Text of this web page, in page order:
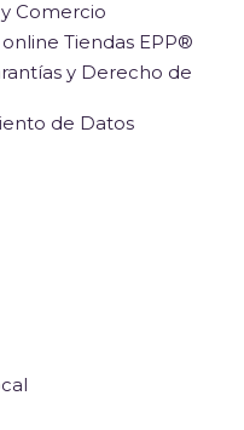
Comercio
Tiendas EPP®
y Derecho de
de Datos